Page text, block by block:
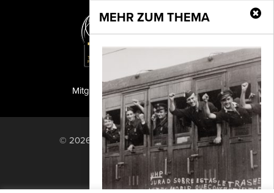
MEHR ZUM THEMA
PF Publishing GmbH
Mitglied der TIPA
© 2026 PF Publishing GmbH. All rights
reserved.
Nach oben